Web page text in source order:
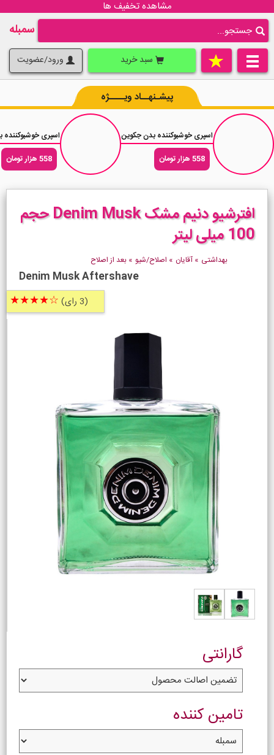
مشاهده تخفیف ها
سمبله
سبد خرید ورود/عضویت
پیشـنهــاد ویــــژه
اسپری خوشبوکننده بدن جکوین رایحه عطر زنانه لالیک آمیتیس Amitice حجم 200 میلی لیتر
558 هزار تومان
اسپری خوشبوکننده بدن
558 هزار تومان
افترشیو دنیم مشک Denim Musk حجم
100 میلی لیتر
بهداشتی » آقایان » اصلاح/شیو » بعد از اصلاح
Denim Musk Aftershave
(3 رای) ☆★★★★
گارانتی
تامین کننده